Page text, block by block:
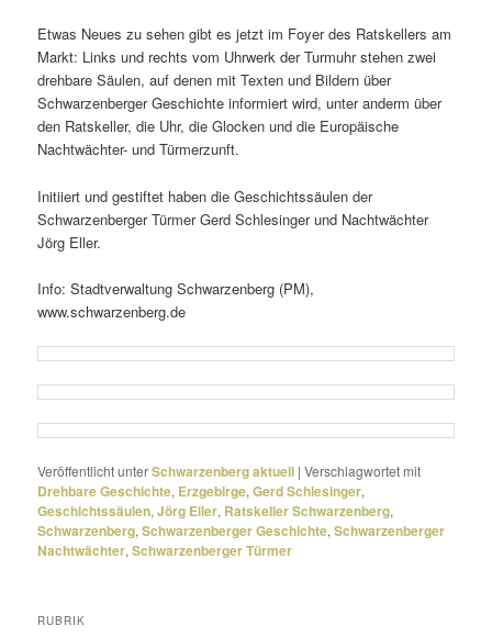
Etwas Neues zu sehen gibt es jetzt im Foyer des Ratskellers am
Markt: Links und rechts vom Uhrwerk der Turmuhr stehen zwei
dreh­bare Säulen, auf denen mit Texten und Bildern über
Schwarzenberger Geschichte infor­miert wird, unter anderm über
den Ratskeller, die Uhr, die Glocken und die Europäische
Nachtwächter- und Türmerzunft.
Initiiert und gestiftet haben die Geschichtssäulen der
Schwarzenberger Türmer Gerd Schlesinger und Nachtwächter
Jörg Eller.
Info: Stadtverwaltung Schwarzenberg (PM),
www.schwarzenberg.de
Veröffentlicht unterSchwarzenberg aktuell |Verschlagwortet mit
Drehbare Geschichte, Erzgebirge,Gerd Schlesinger,
Geschichtssäulen,Jörg Eller, Ratskeller Schwarzenberg,
Schwarzenberg,Schwarzenberger Geschichte,Schwarzenberger
Nachtwächter,Schwarzenberger Türmer
RUBRIK